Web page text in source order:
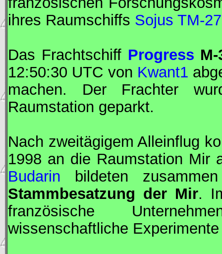
ihres Raumschiffs Sojus TM-27
Das Frachtschiff Progress M-
12:50:30 UTC von Kwant1
machen. Der Frachter
Raumstation geparkt.
Nach zweitägigem Alleinflug
1998 an die Raumstation Mir
Budarin bildeten
Stammbesatzung der Mir.
französische
wissenschaftliche